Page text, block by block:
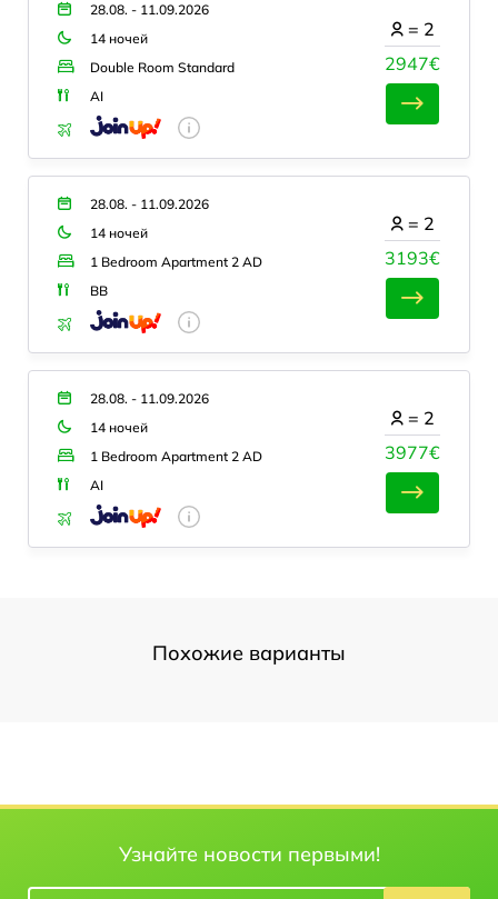
28.08. - 11.09.2026
14 ночей
Double Room Standard
AI
2947€
= 2
28.08. - 11.09.2026
14 ночей
1 Bedroom Apartment 2 AD
BB
3193€
= 2
28.08. - 11.09.2026
14 ночей
1 Bedroom Apartment 2 AD
AI
3977€
= 2
Похожие варианты
Узнайте новости первыми!